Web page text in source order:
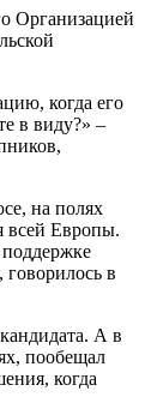
Организацией
когда его
в виду?» –
на полях
всей Европы.
в
А в
пообещал
когда